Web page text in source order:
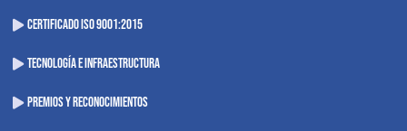
CERTIFICADO ISO 9001:2015
TECNOLOGÍA E INFRAESTRUCTURA
PREMIOS Y RECONOCIMIENTOS